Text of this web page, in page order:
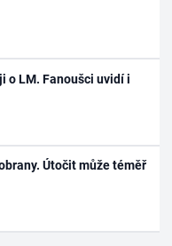
o LM. Fanoušci uvidí i
Útočit může téměř